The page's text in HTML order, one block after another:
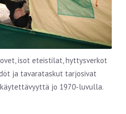
isot eteistilat, hyttysverkot
ja tavarataskut tarjosivat
jo 1970-luvulla.